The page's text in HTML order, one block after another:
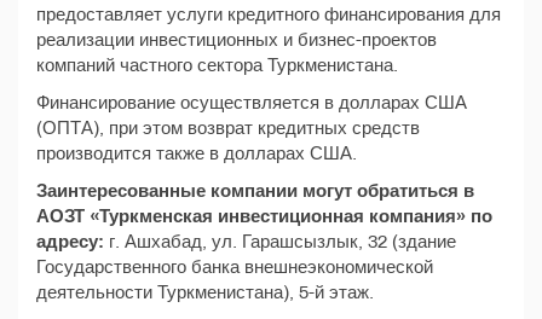
предоставляет услуги кредитного финансирования для
реализации инвестиционных и бизнес-проектов
компаний частного сектора Туркменистана.
Финансирование осуществляется в долларах США
(ОПТА), при этом возврат кредитных средств
производится также в долларах США.
Заинтересованные компании могут обратиться в
АОЗТ «Туркменская инвестиционная компания» по
адресу: г. Ашхабад, ул. Гарашсызлык, 32 (здание
Государственного банка внешнеэкономической
деятельности Туркменистана), 5-й этаж.